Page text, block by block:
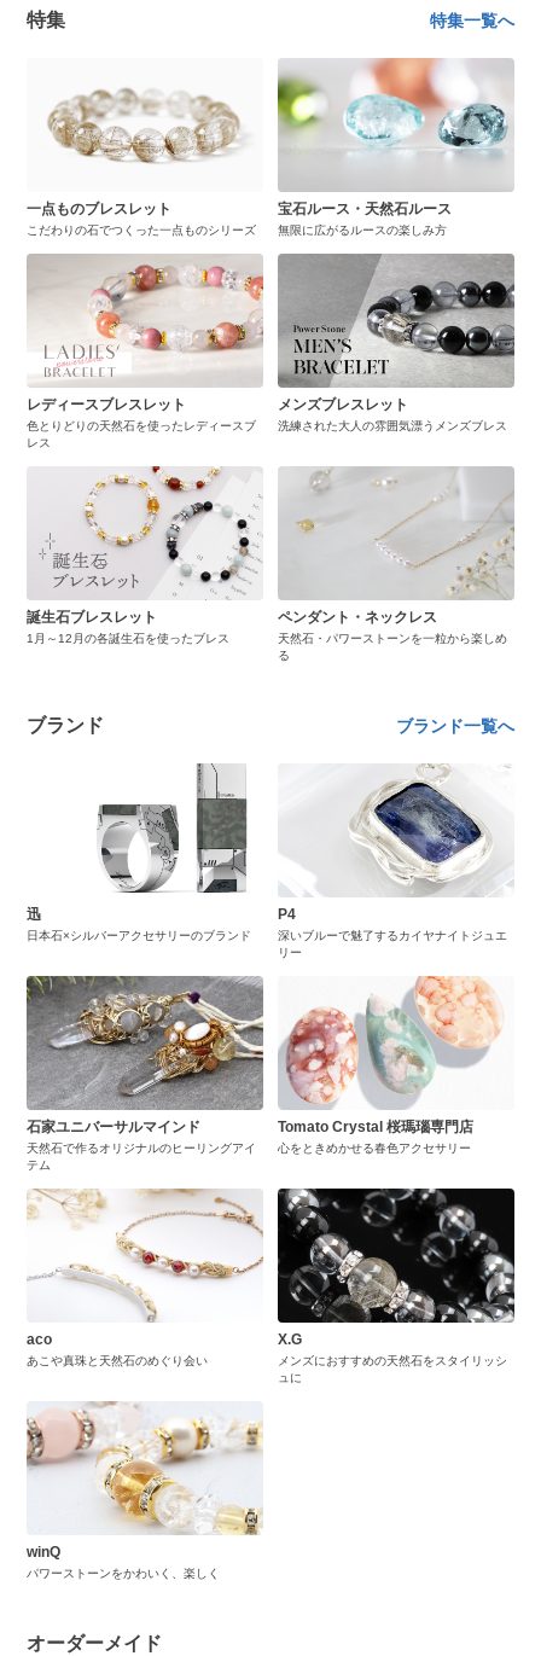
特集 特集一覧へ
一点ものブレスレット
こだわりの石でつくった一点ものシリーズ
宝石ルース・天然石ルース
無限に広がるルースの楽しみ方
レディースブレスレット
色とりどりの天然石を使ったレディースブ
レス
メンズブレスレット
洗練された大人の雰囲気漂うメンズブレス
誕生石ブレスレット
1月～12月の各誕生石を使ったブレス
ペンダント・ネックレス
天然石・パワーストーンを一粒から楽しめ
る
ブランド ブランド一覧へ
迅
日本石×シルバーアクセサリーのブランド
P4
深いブルーで魅了するカイヤナイトジュエ
リー
石家ユニバーサルマインド
天然石で作るオリジナルのヒーリングアイ
テム
Tomato Crystal 桜瑪瑙専門店
心をときめかせる春色アクセサリー
aco
あこや真珠と天然石のめぐり会い
X.G
メンズにおすすめの天然石をスタイリッシ
ュに
winQ
パワーストーンをかわいく、楽しく
オーダーメイド